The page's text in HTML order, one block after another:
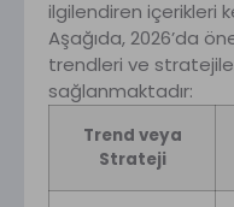
ilgilendiren içerikleri
Aşağıda, 2026’da
trendleri ve
sağlanmaktadır:
Trend veya
Strateji